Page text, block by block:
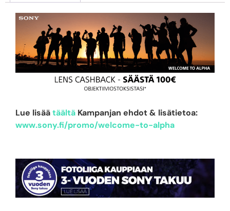
Lue lisäätäältä Kampanjan ehdot & lisätietoa:
www.sony.fi/promo/welcome-to-alpha